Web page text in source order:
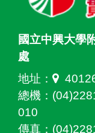
國立中興大學
處
地址：
總機：
010
傳真：